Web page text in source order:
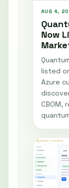
AUG 4,
Now
listed
Azure
CBOM,